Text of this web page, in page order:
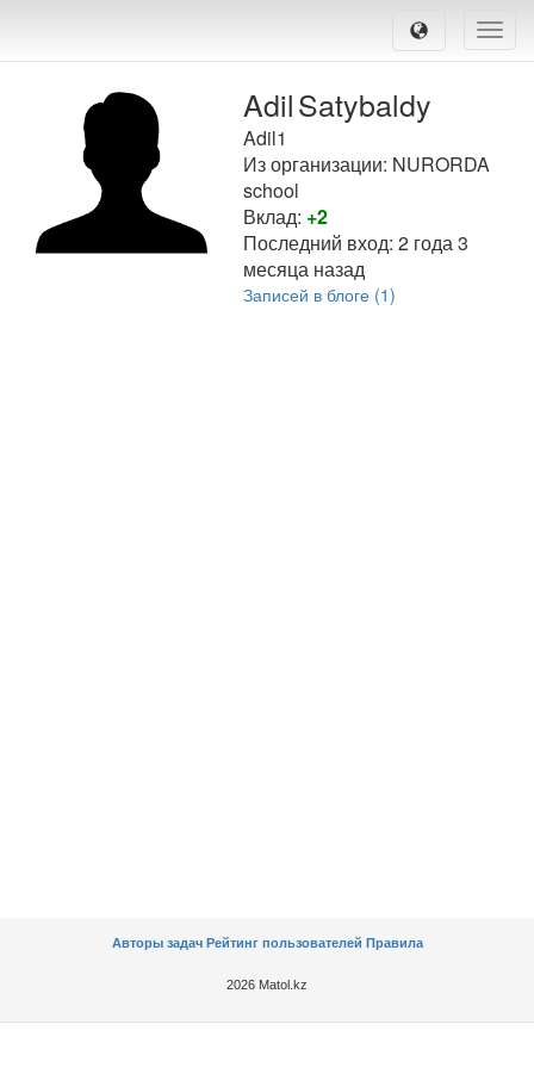
Toggle
AdilSatybaldy
Adil1
Из организации: NURORDA
school
Вклад: +2
Последний вход:2 года 3
месяца назад
Записей в блоге (1)
Авторы задач Рейтинг пользователей Правила
2026 Matol.kz